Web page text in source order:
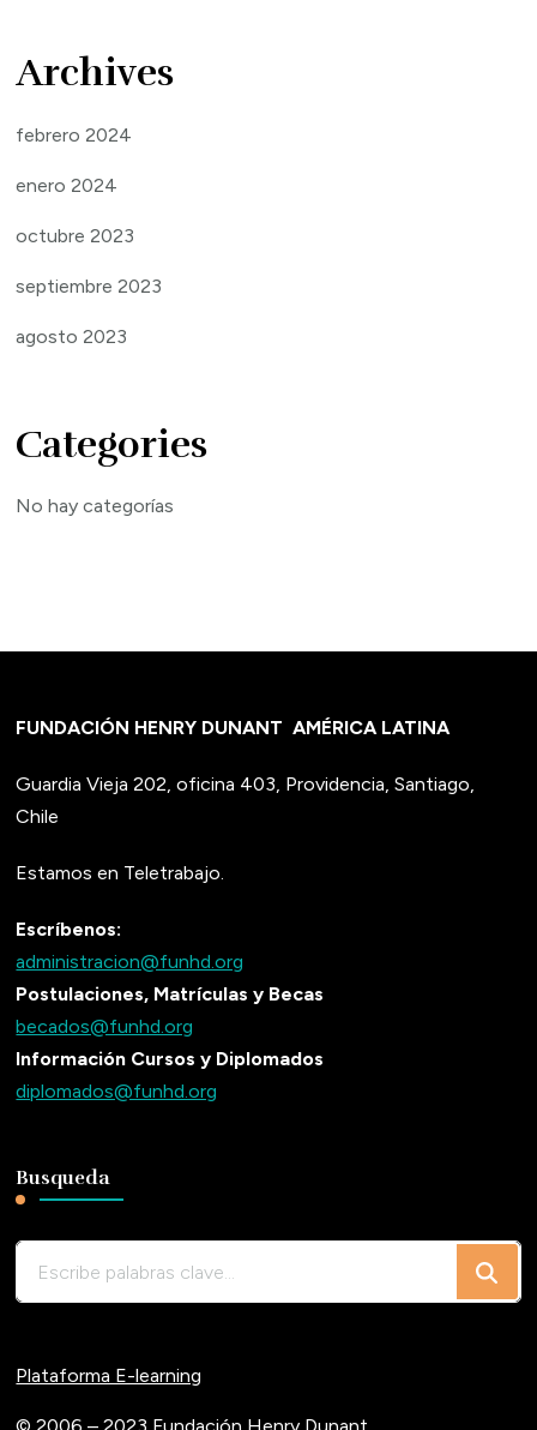
Archives
febrero 2024
enero 2024
octubre 2023
septiembre 2023
agosto 2023
Categories
No hay categorías
FUNDACIÓN HENRY DUNANTAMÉRICA LATINA
Guardia Vieja 202, oficina 403, Providencia, Santiago,
Chile
Estamos en Teletrabajo.
Escríbenos:
administracion@funhd.org
Postulaciones, Matrículas y Becas
becados@funhd.org
Información Cursos y Diplomados
diplomados@funhd.org
Busqueda
Plataforma E-learning